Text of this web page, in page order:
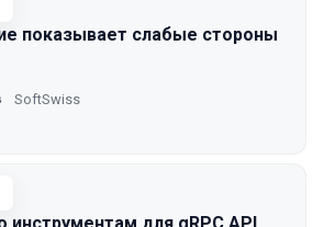
показывает слабые стороны
SoftSwiss